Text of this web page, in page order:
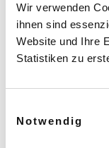
Wir verwenden
ihnen sind
Website und Ihre
Statistiken zu
Notwendig
Im Laufe der
stetig erweitert,
Interessen und
Standard und